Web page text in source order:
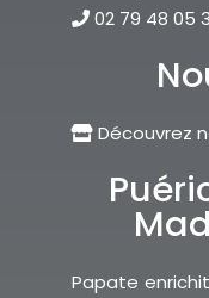
02 79 48 05
Découvrez
Papate